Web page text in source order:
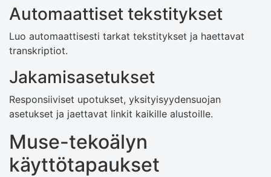
Automaattiset tekstitykset
Luo automaattisesti tarkat tekstitykset ja haettavat
transkriptiot.
Jakamisasetukset
Responsiiviset upotukset, yksityisyydensuojan
asetukset ja jaettavat linkit kaikille alustoille.
Muse-tekoälyn
käyttötapaukset